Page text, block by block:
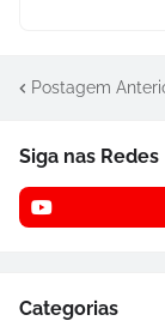
Postagem
Siga nas Redes
Categorias